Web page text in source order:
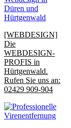
[WEBDESIGN]
Die
WEBDESIGN-
PROFIS in
Hürtgenwald.
Rufen Sie uns an:
02429 909-904